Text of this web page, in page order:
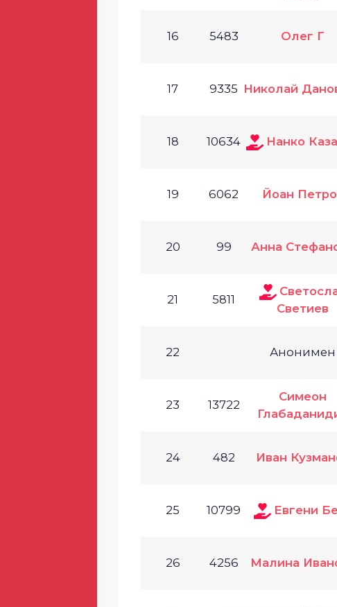
16 5483 Олег Г
17 9335 Николай
18 10634 Нанко
19 6062 Йоан
20 99 Анна
21 5811
Светиев
22 Анонимен
23 13722
Симеон
24 482 Иван
25 10799 Евгени
26 4256 Малина